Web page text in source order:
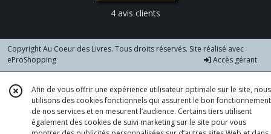
4 avis clients
Copyright Au Coeur des Livres. Tous droits réservés. Site réalisé avec
eProShopping
Accès gérant
Afin de vous offrir une expérience utilisateur optimale sur le site, nous
utilisons des cookies fonctionnels qui assurent le bon fonctionnement
de nos services et en mesurent l’audience. Certains tiers utilisent
également des cookies de suivi marketing sur le site pour vous